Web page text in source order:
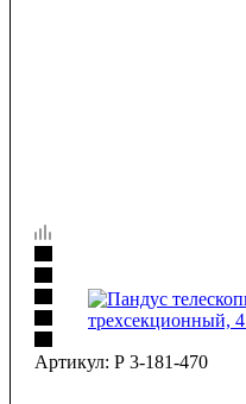
Артикул: Р 3-181-470